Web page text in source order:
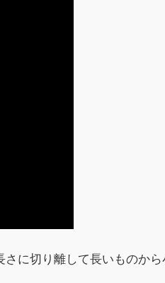
に切り離して長いものから